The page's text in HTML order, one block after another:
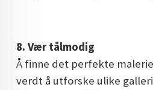
8. Vær tålmodig
Å finne det perfekte
verdt å utforske ulike